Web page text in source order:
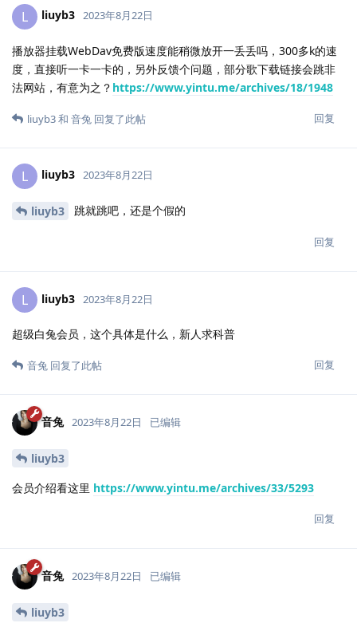
L liuyb3 2023年8月22日
播放器挂载WebDav免费版速度能稍微放开一丢丢吗，300多k的速
度，直接听一卡一卡的，另外反馈个问题，部分歌下载链接会跳非
法网站，有意为之？ https://www.yintu.me/archives/18/1948
回复
liuyb3和 音兔 回复了此帖
L liuyb3 2023年8月22日
liuyb3 跳就跳吧，还是个假的
回复
L liuyb3 2023年8月22日
超级白兔会员，这个具体是什么，新人求科普
回复
音兔 回复了此帖
音兔 2023年8月22日 已编辑
liuyb3
会员介绍看这里 https://www.yintu.me/archives/33/5293
回复
音兔 2023年8月22日 已编辑
liuyb3